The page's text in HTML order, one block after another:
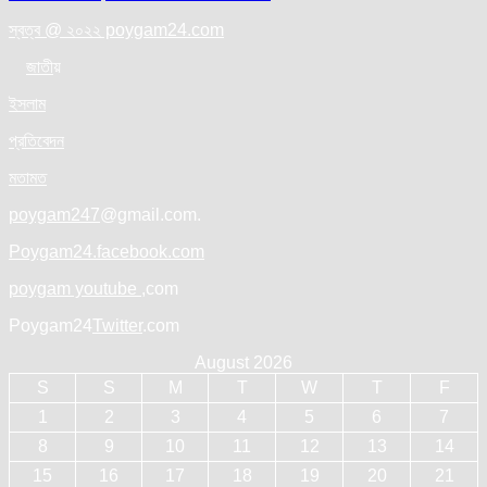
navigation
স্বত্ব @ ২০২২ poygam24.com
জাতীয়
ইসলাম
প্রতিবেদন
মতামত
poygam247@gmail.com.
Poygam24.facebook.com
poygam youtube ,com
Poygam24Twitter.com
August 2026
S
S M T W T
F
1
2 3 4 5 6
7
8
9 10 11 12 13
14
15
16 17 18 19 20 21